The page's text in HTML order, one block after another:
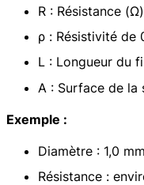
R : Résistance (Ω)
ρ : Résistivité de
L : Longueur du
A : Surface de la
Exemple :
Diamètre : 1,0 mm
Résistance :